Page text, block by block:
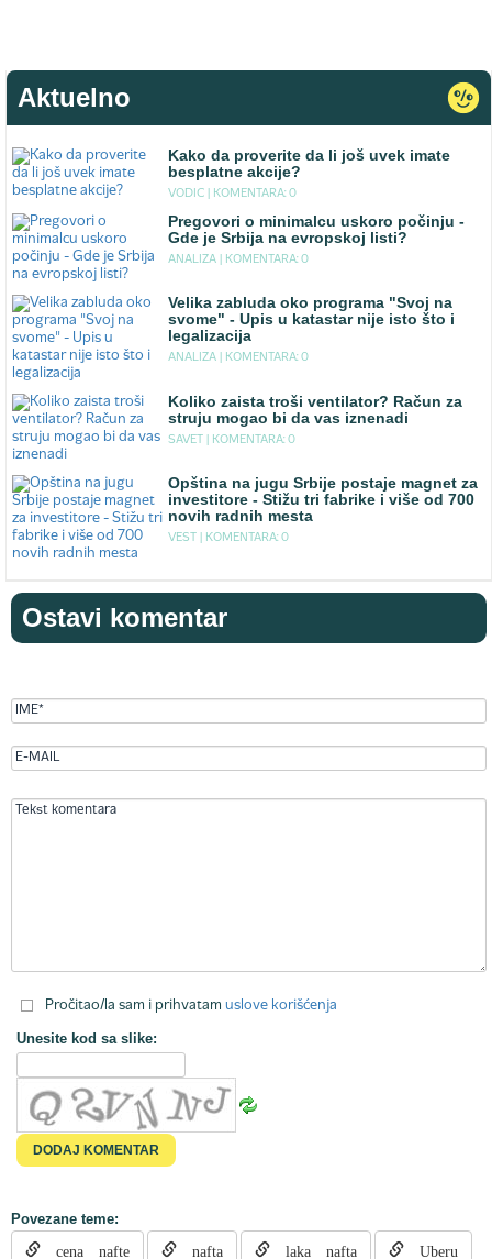
Aktuelno
Kako da proverite da li još uvek imate
besplatne akcije?
VODIC | KOMENTARA: 0
Pregovori o minimalcu uskoro počinju -
Gde je Srbija na evropskoj listi?
ANALIZA | KOMENTARA: 0
Velika zabluda oko programa "Svoj na
svome" - Upis u katastar nije isto što i
legalizacija
ANALIZA | KOMENTARA: 0
Koliko zaista troši ventilator? Račun za
struju mogao bi da vas iznenadi
SAVET | KOMENTARA: 0
Opština na jugu Srbije postaje magnet za
investitore - Stižu tri fabrike i više od 700
novih radnih mesta
VEST | KOMENTARA: 0
Ostavi komentar
Pročitao/la sam i prihvatam uslove korišćenja
Unesite kod sa slike:
Povezane teme:
cena nafte nafta laka nafta Uberu